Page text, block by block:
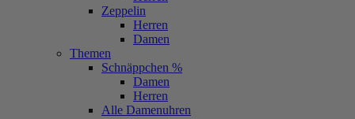
Zeppelin
Herren
Damen
Themen
Schnäppchen %
Damen
Herren
Alle Damenuhren